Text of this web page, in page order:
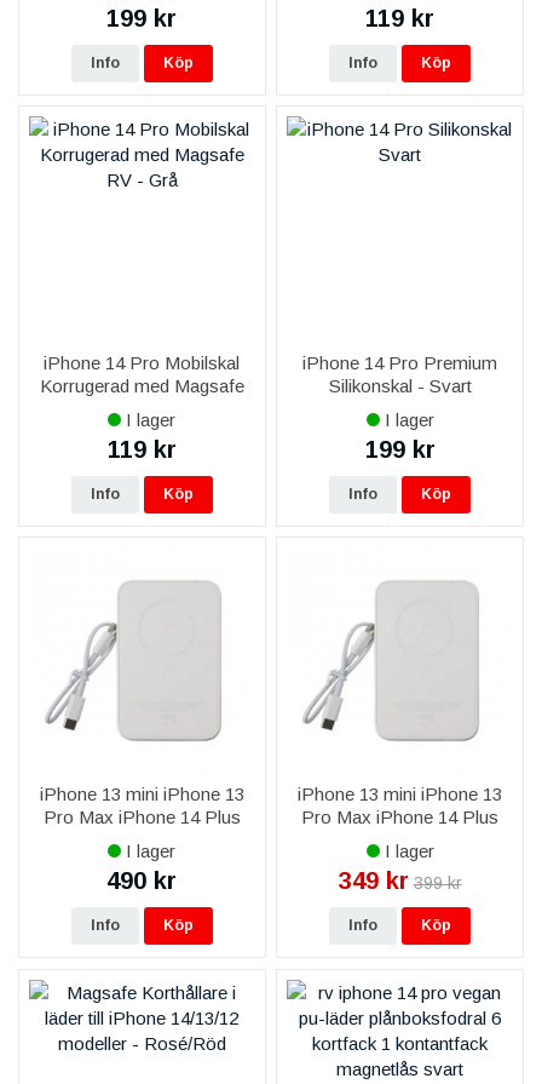
199 kr
Info Köp
119 kr
Info Köp
iPhone 14 Pro Mobilskal
Korrugerad med Magsafe
RV - Grå
I lager
119 kr
Info Köp
iPhone 14 Pro Premium
Silikonskal - Svart
I lager
199 kr
Info Köp
iPhone 13 mini iPhone 13
Pro Max iPhone 14 Plus
iPhone 14 Pro Max iPhone
15 Plus iPhone 15 Pro Max
RV Magsafe Powerbank
1000
I lager
490 kr
Info Köp
iPhone 13 mini iPhone 13
Pro Max iPhone 14 Plus
iPhone 14 Pro Max iPhone
15 Plus iPhone 15 Pro Max
iPhone 16 Plus iPhone 16
Pro
I lager
349 kr 399 kr
Info Köp